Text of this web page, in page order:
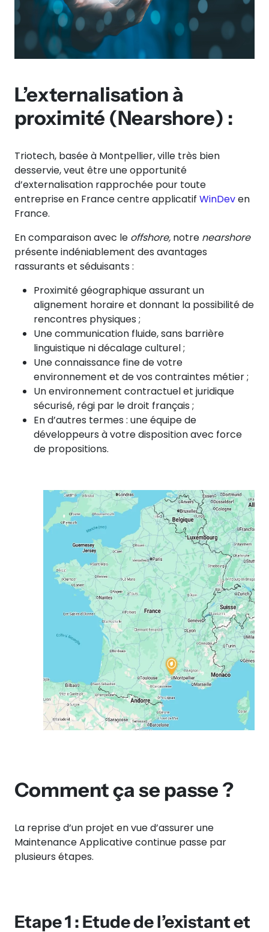
L’externalisation à
proximité (Nearshore) :
Triotech, basée à Montpellier, ville très bien
desservie, veut être une opportunité
d’externalisation rapprochée pour toute
entreprise en France centre applicatif WinDeven
France.
En comparaison avec le offshore, notre nearshore
présente indéniablement des avantages
rassurants et séduisants :
Proximité géographique assurant un
alignement horaire et donnant la possibilité de
rencontres physiques ;
Une communication fluide, sans barrière
linguistique ni décalage culturel ;
Une connaissance fine de votre
environnement et de vos contraintes métier ;
Un environnement contractuel et juridique
sécurisé, régi par le droit français ;
En d’autres termes : une équipe de
développeurs à votre disposition avec force
de propositions.
Comment ça se passe ?
La reprise d’un projet en vue d’assurer une
Maintenance Applicative continue passe par
plusieurs étapes.
Etape 1 : Etude de l’existant et